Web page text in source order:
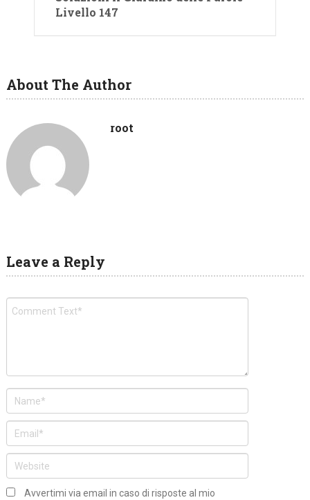
Livello 147
About The Author
root
Leave a Reply
Avvertimi via email in caso di risposte al mio